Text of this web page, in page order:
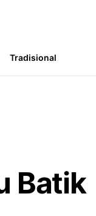
Tradisional
Batik